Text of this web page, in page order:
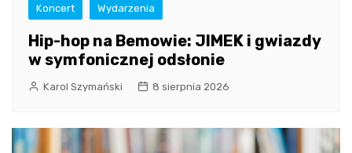
Koncert Wydarzenia
Hip-hop na Bemowie: JIMEK i gwiazdy
w symfonicznej odsłonie
Karol Szymański 8 sierpnia 2026